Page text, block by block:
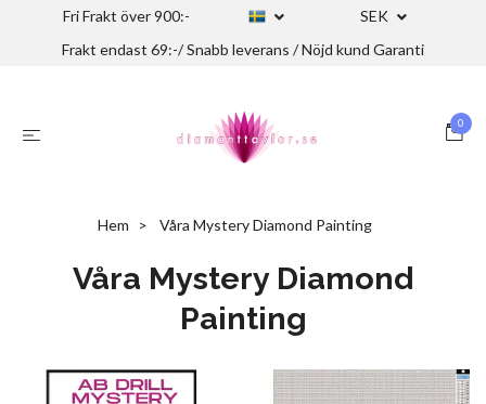
Fri Frakt över 900:-
SEK
Frakt endast 69:-/ Snabb leverans / Nöjd kund Garanti
0
Hem Våra Mystery Diamond Painting
Våra Mystery Diamond
Painting